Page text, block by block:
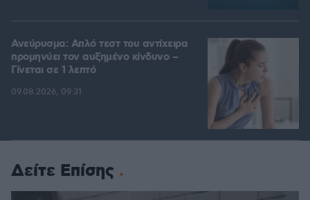
Ανεύρυσμα: Απλό τεστ του αντίχειρα
προμηνύει τον αυξημένο κίνδυνο –
Γίνεται σε 1 λεπτό
09.08.2026, 09:31
Δείτε Επίσης